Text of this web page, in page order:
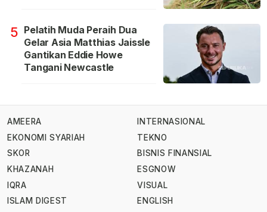
5 Pelatih Muda Peraih Dua
Gelar Asia Matthias Jaissle
Gantikan Eddie Howe
Tangani Newcastle
AMEERA
EKONOMI SYARIAH
SKOR
KHAZANAH
IQRA
ISLAM DIGEST
INTERNASIONAL
TEKNO
BISNIS FINANSIAL
ESGNOW
VISUAL
ENGLISH